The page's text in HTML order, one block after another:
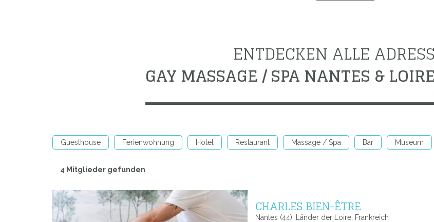
ENTDECKEN ALLE
GAY MASSAGE / SPA NANTES &
Guesthouse Ferienwohnung Hotel Restaurant Massage / Spa Bar Museum
4 Mitglieder gefunden
CHARLES BIEN-ÊTRE
Nantes (44), Länder der Loire, Frankreich